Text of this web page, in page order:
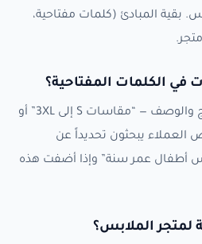
المبادئ (كلمات مفتاحية،
الكلمات المفتاحية؟
أضف المقاس في عنوان المنتج والوصف — “مقاسات S إلى 3XL” أو
12 سنة.” بعض العملاء يبحثون تحديداً عن
أطفال عمر سنة” وإذا أضفت هذه
لمتجر الملابس؟